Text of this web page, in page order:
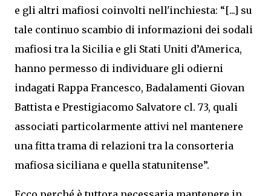
e gli altri mafiosi coinvolti nell'inchiesta: “[...] su
tale continuo scambio di informazioni dei sodali
mafiosi tra la Sicilia e gli Stati Uniti d’America,
hanno permesso di individuare gli odierni
indagati Rappa Francesco, Badalamenti Giovan
Battista e Prestigiacomo Salvatore cl. 73, quali
associati particolarmente attivi nel mantenere
una fitta trama di relazioni tra la consorteria
mafiosa siciliana e quella statunitense”.